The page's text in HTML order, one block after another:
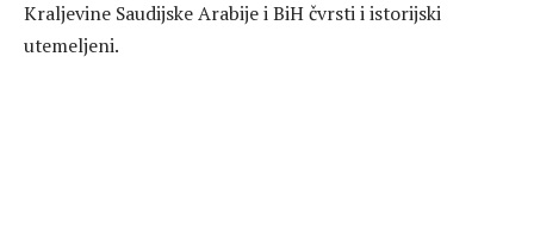
Kraljevine Saudijske Arabije i BiH čvrsti i istorijski
utemeljeni.